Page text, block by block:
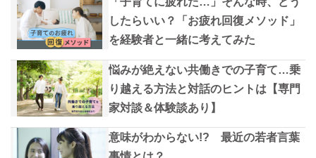
したらいい？「お疲れ回復メソッド」
を経験者と一緒に考えてみた
悩みが絶えない共働きでの子育て…乗
り越える方法と対話のヒントは【専門
家対談＆体験談あり】
意味がわからない!? 最近の若者言葉